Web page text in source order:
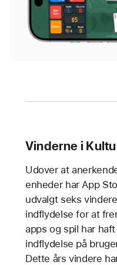
Vinderne i
Udover at
enheder har App
udvalgt seks
indflydelse for at
apps og spil har
indflydelse på
Dette års vindere